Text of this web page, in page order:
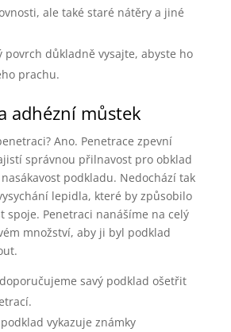
ale také staré nátěry a jiné
povrch důkladně vysajte, abyste ho
prachu.
adhézní můstek
Ano. Penetrace zpevní
správnou přilnavost pro obklad
podkladu. Nedochází tak
lepidla, které by způsobilo
spoje. Penetraci nanášíme na celý
množství, aby ji byl podklad
savý podklad ošetřit
vykazuje známky